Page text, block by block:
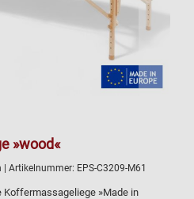
»wood«
| Artikelnummer: EPS-C3209-M61
»Made in